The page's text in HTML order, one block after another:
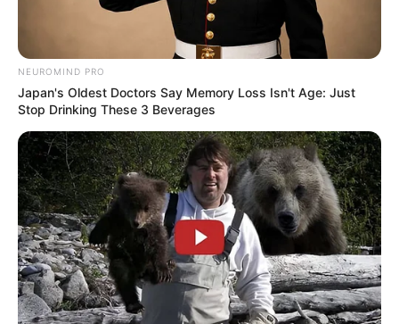
Smartphone Startseite
Suchen:
Auf einigen Seiten dieses Projektes sind Affiliate-
Angebote integriert. Wenn etwas darüber gebucht oder
gekauft wird, ist das eine Unterstützung, ohne dass sich
NEUROMIND PRO
Japan's Oldest Doctors Say Memory Loss Isn't Age: Just
Stop Drinking These 3 Beverages